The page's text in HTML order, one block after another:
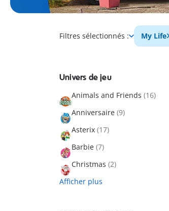
Filtres sélectionnés : My Life
Univers de jeu
Animals and Friends (16)
Anniversaire (9)
Asterix (17)
Barbie (7)
Christmas (2)
Afficher plus